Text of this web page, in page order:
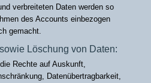
verbreiteten Daten werden so
des Accounts einbezogen
gemacht.
Löschung von Daten:
Rechte auf Auskunft,
Datenübertragbarkeit,